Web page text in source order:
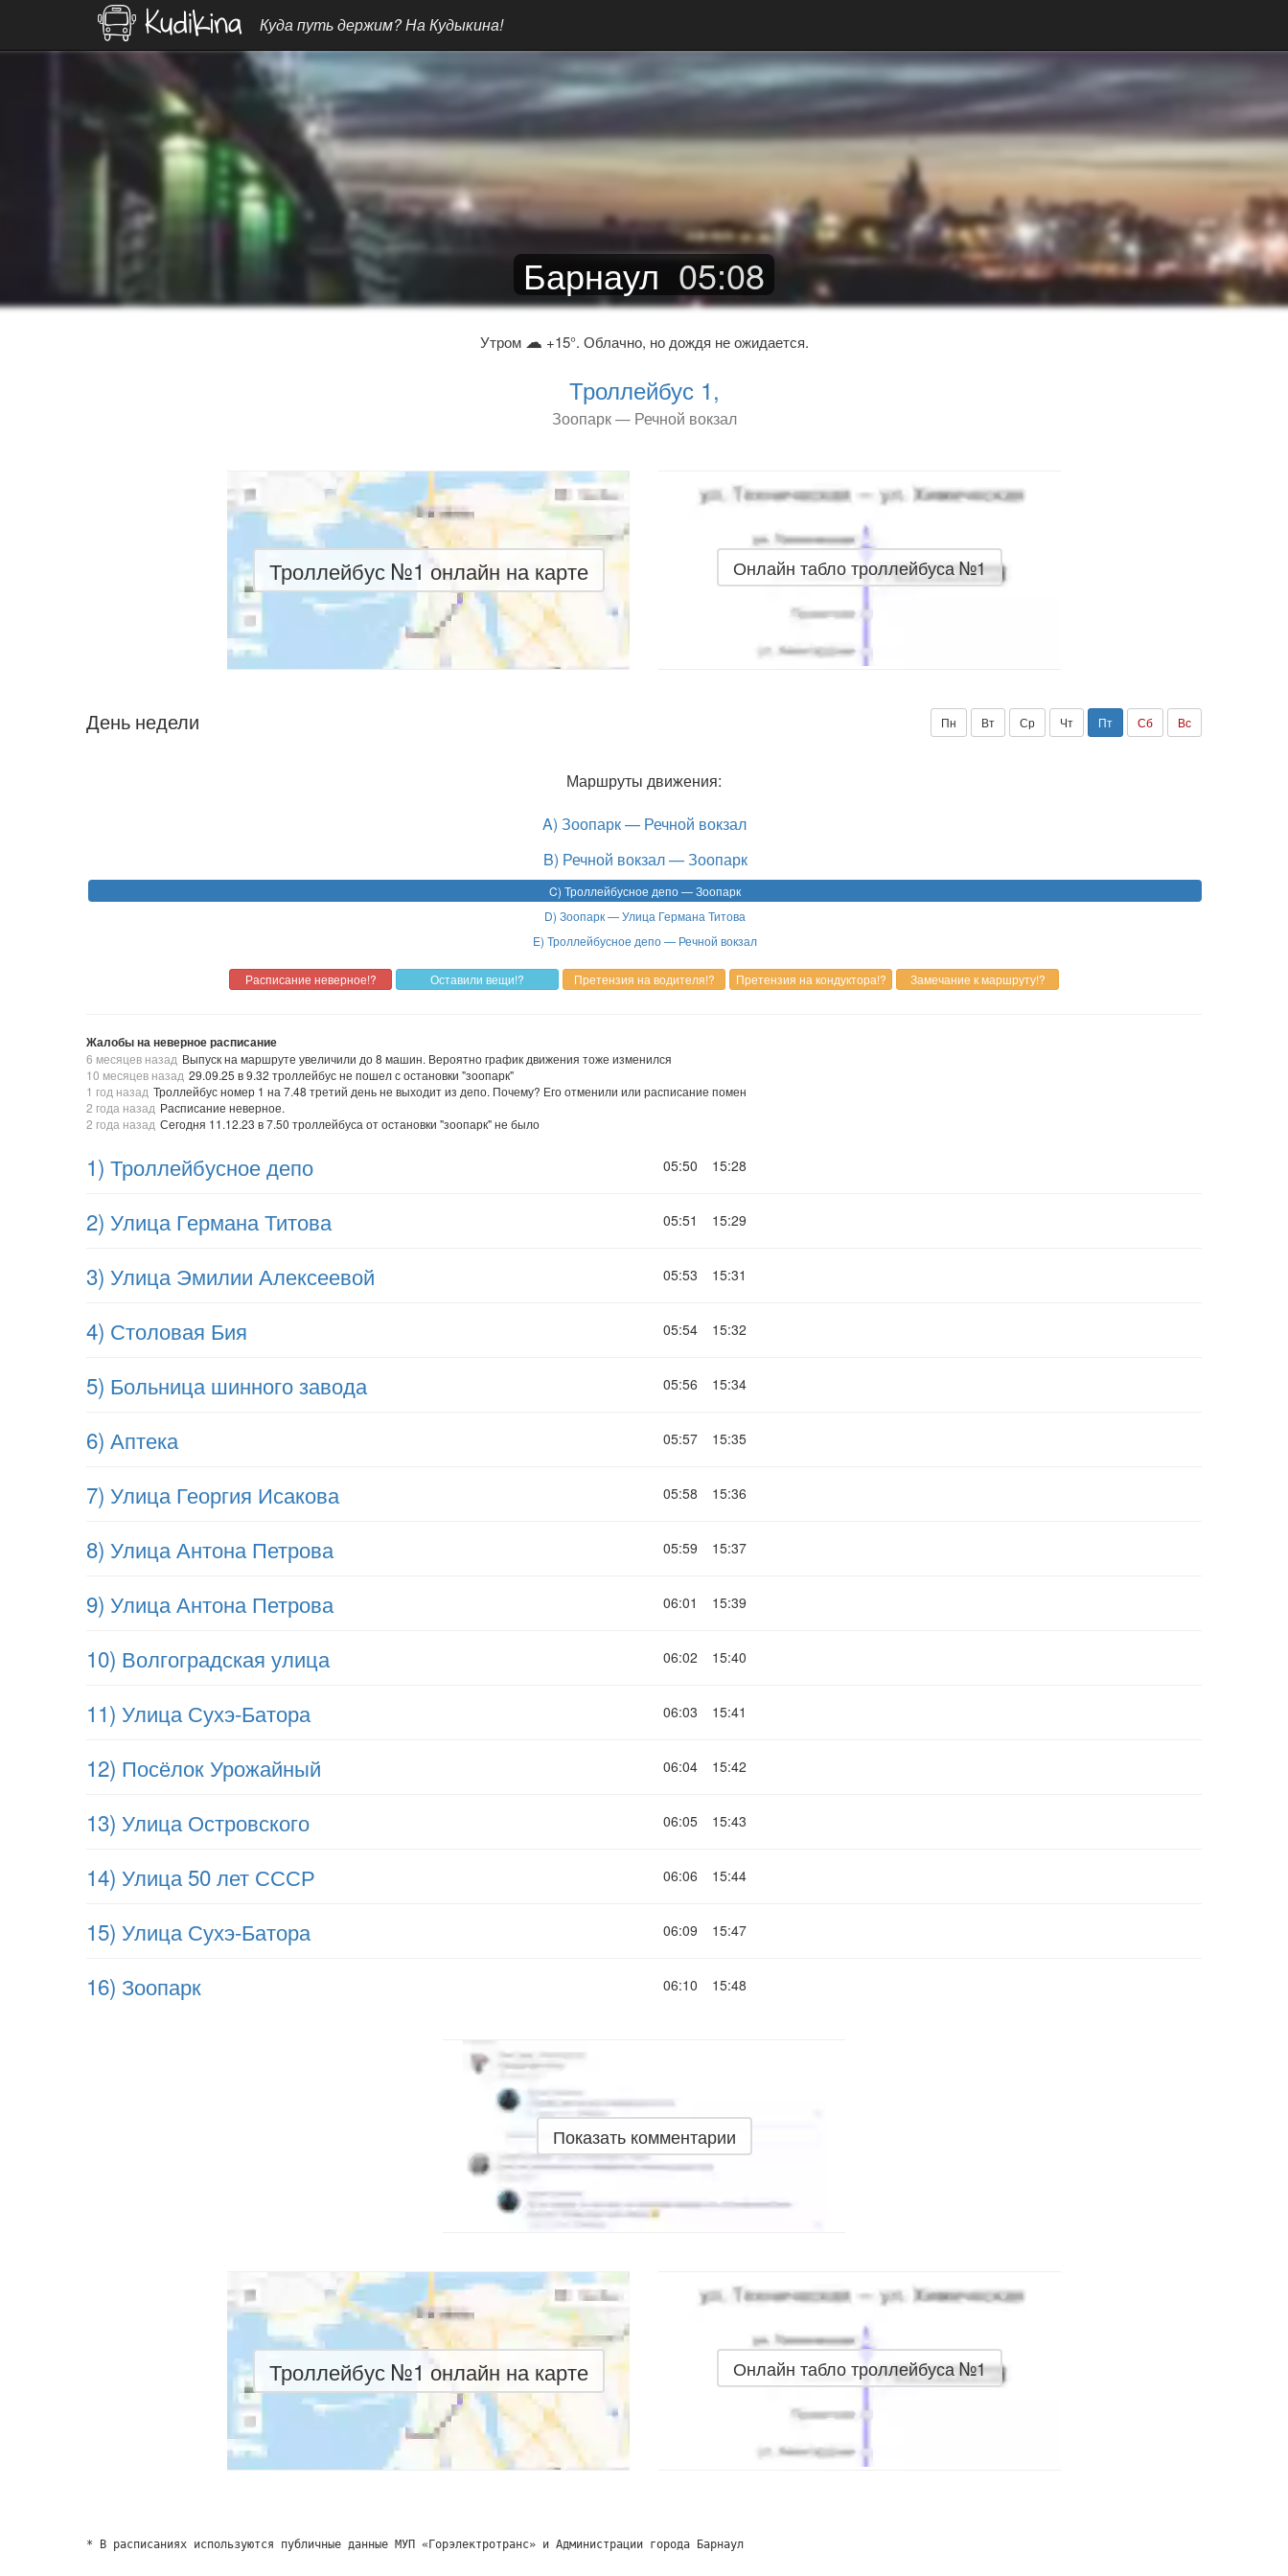
Куда путь держим? На Кудыкина!
Барнаул 05:08
Утром ☁ +15°. Облачно, но дождя не ожидается.
Троллейбус 1,
Зоопарк — Речной вокзал
Троллейбус №1 онлайн на карте Онлайн табло троллейбуса №1
День недели Пн Вт Ср Чт Пт Сб Вс
Маршруты движения:
A) Зоопарк — Речной вокзал
B) Речной вокзал — Зоопарк
C) Троллейбусное депо — Зоопарк
D) Зоопарк — Улица Германа Титова
E) Троллейбусное депо — Речной вокзал
Жалобы на неверное расписание
6 месяцев назад Выпуск на маршруте увеличили до 8 машин. Вероятно график движения тоже изменился
10 месяцев назад 29.09.25 в 9.32 троллейбус не пошел с остановки "зоопарк"
1 год назад Троллейбус номер 1 на 7.48 третий день не выходит из депо. Почему? Его отменили или расписание помен
2 года назад Расписание неверное.
2 года назад Сегодня 11.12.23 в 7.50 троллейбуса от остановки "зоопарк" не было
1) Троллейбусное депо 05:50 15:28
2) Улица Германа Титова 05:51 15:29
3) Улица Эмилии Алексеевой 05:53 15:31
4) Столовая Бия 05:54 15:32
5) Больница шинного завода 05:56 15:34
6) Аптека 05:57 15:35
7) Улица Георгия Исакова 05:58 15:36
8) Улица Антона Петрова 05:59 15:37
9) Улица Антона Петрова 06:01 15:39
10) Волгоградская улица 06:02 15:40
11) Улица Сухэ-Батора 06:03 15:41
12) Посёлок Урожайный 06:04 15:42
13) Улица Островского 06:05 15:43
14) Улица 50 лет СССР 06:06 15:44
15) Улица Сухэ-Батора 06:09 15:47
16) Зоопарк 06:10 15:48
Показать комментарии
Троллейбус №1 онлайн на карте Онлайн табло троллейбуса №1
* В расписаниях используются публичные данные МУП «Горэлектротранс» и Администрации города Барнаул